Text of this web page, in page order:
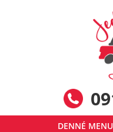
DENNÉ MENU